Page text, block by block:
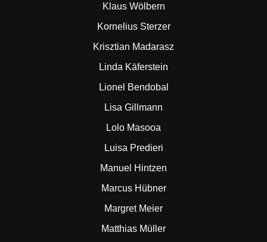
Klaus Wölbern
Kornelius Sterzer
Krisztian Madarasz
Linda Käferstein
Lionel Bendobal
Lisa Gillmann
Lolo Masooa
Luisa Predieri
Manuel Hintzen
Marcus Hübner
Margret Meier
Matthias Müller